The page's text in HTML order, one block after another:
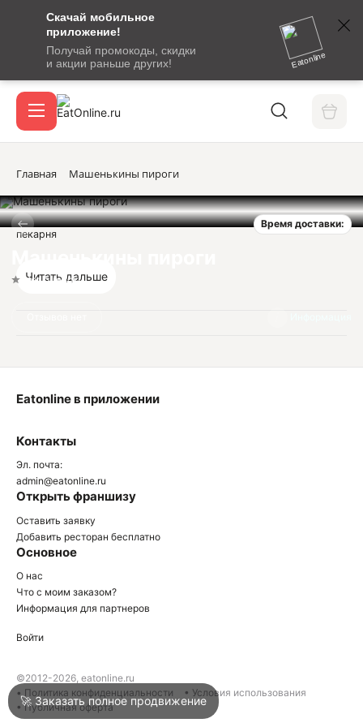
Скачай мобильное
приложение!
Получай промокоды, скидки
и акции раньше других!
Eatonline
сообщение
кодом
подтверждения
Вход / регистрация
Акции
Войти
Написать в техподдержку
Главная Машенькины пироги
Время доставки:
Нет оценок
пекарня
Читать дальше
Контакты
Эл. почта:
admin@eatonline.ru
Открыть франшизу
Оставить заявку
Добавить ресторан бесплатно
Основное
О нас
Что с моим заказом?
Информация для партнеров
Eatonline в приложении
Войти
©2012-2026, eatonline.ru
• Политика конфиденциальности
• Условия использования
• Публичная оферта
🚀 Заказать полное продвижение